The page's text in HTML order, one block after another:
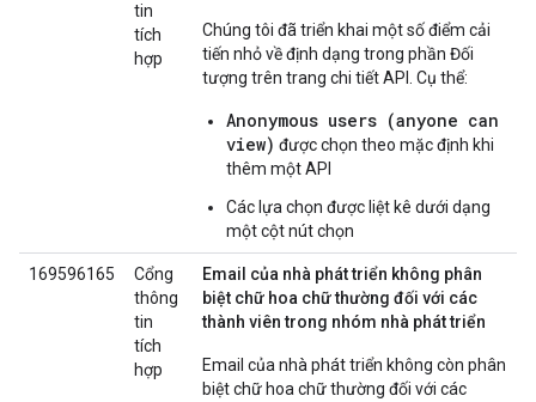
tin
tích
hợp
Chúng tôi đã triển khai một số điểm cải
tiến nhỏ về định dạng trong phần Đối
tượng trên trang chi tiết API. Cụ thể:
Anonymous users (anyone can
view) được chọn theo mặc định khi
thêm một API
Các lựa chọn được liệt kê dưới dạng
một cột nút chọn
169596165
Cổng
thông
tin
tích
hợp
Email của nhà phát triển không phân
biệt chữ hoa chữ thường đối với các
thành viên trong nhóm nhà phát triển
Email của nhà phát triển không còn phân
biệt chữ hoa chữ thường đối với các